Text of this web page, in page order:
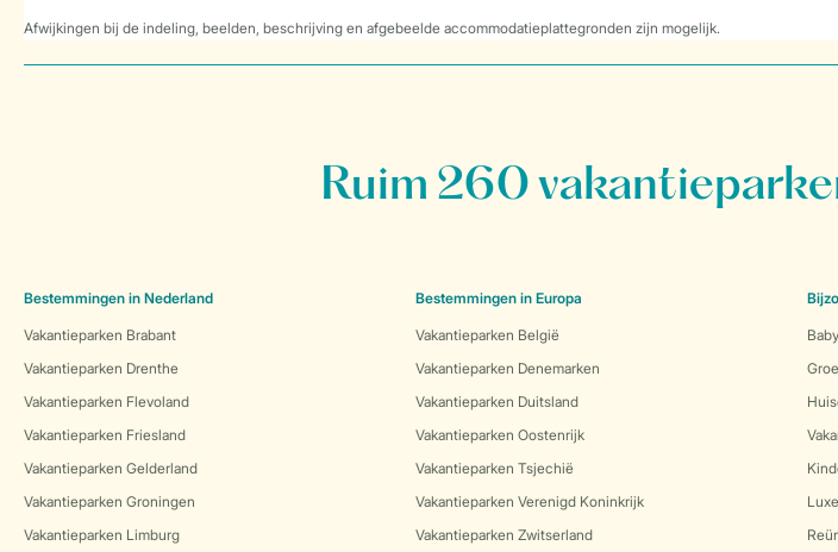
Afwijkingen bij de indeling, beelden, beschrijving en afgebeelde accommodatieplattegronden zijn mogelijk.
Ruim 260
Bestemmingen in Nederland
Vakantieparken Brabant
Vakantieparken Drenthe
Vakantieparken Flevoland
Vakantieparken Friesland
Vakantieparken Gelderland
Vakantieparken Groningen
Vakantieparken Limburg
Bestemmingen in Europa
Vakantieparken België
Vakantieparken Denemarken
Vakantieparken Duitsland
Vakantieparken Oostenrijk
Vakantieparken Tsjechië
Vakantieparken Verenigd Koninkrijk
Vakantieparken Zwitserland